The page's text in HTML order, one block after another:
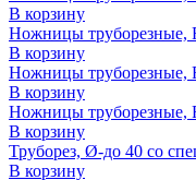
В корзину
Ножницы труборезные,
В корзину
Ножницы труборезные,
В корзину
Ножницы
В корзину
Труборез, Ø-до 40 со
В корзину